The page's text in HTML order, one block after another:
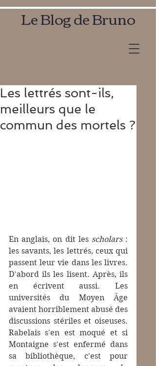
Le Blog de Bruno
Les lettrés sont-ils,
meilleurs que le
commun des mortels ?
En anglais, on dit les scholars :
les savants, les lettrés, ceux qui
passent leur vie dans les livres.
D'abord ils les lisent. Après, ils
en écrivent aussi. Les
universités du Moyen Âge
avaient horriblement abusé des
discussions stériles et oiseuses.
Rabelais s'en est moqué et si
Montaigne s'est enfermé dans
sa bibliothèque, c'est pour